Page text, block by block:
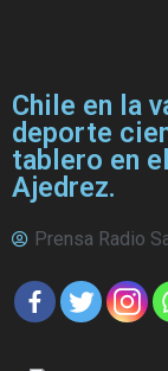
Chile en la
deporte
tablero en
Ajedrez.
Prensa Radio